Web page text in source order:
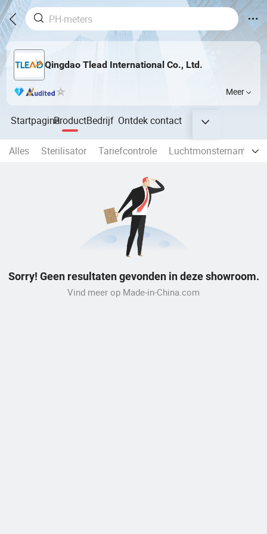
Qingdao Tlead International Co., Ltd.
Meer
StartpaginaProductBedrijf Ontdekcontact
Alles Sterilisator Tariefcontrole
Sorry! Geen resultaten gevonden in deze showroom.
Vind meer op Made-in-China.com